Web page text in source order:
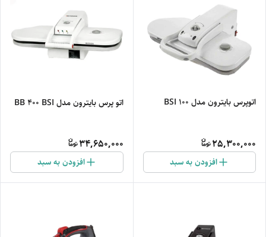
اتوپرس بایترون مدل BSI ۱۰۰
25,300,000
افزودن به سبد
اتو پرس بایترون مدل BB ۴۰۰ BSI
34,650,000
افزودن به سبد